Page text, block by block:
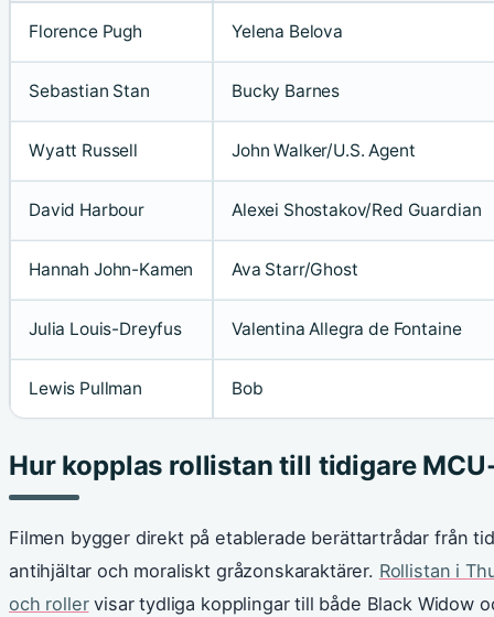
Florence Pugh Yelena Belova
Sebastian Stan Bucky Barnes
Wyatt Russell John Walker/U.S. Agent
David Harbour Alexei Shostakov/Red Guardian
Hannah John-Kamen Ava Starr/Ghost
Julia Louis-Dreyfus Valentina Allegra de Fontaine
Lewis Pullman Bob
Hur kopplas rollistan till tidigare
Filmen bygger direkt på etablerade berättartrådar från
antihjältar och moraliskt gråzonskaraktärer. Rollistan i
och rollervisar tydliga kopplingar till både Black Widow